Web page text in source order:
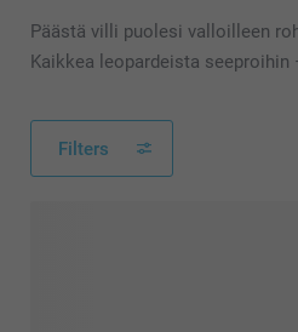
Päästä villi puolesi valloilleen
Kaikkea leopardeista seeproihin
Filters